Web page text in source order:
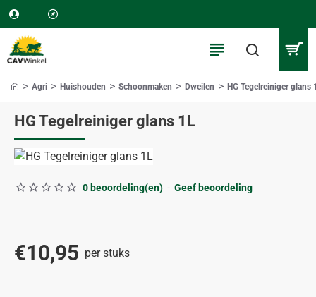
HG Tegelreiniger glans 1L
Agri Huishouden Schoonmaken Dweilen HG Tegelreiniger glans
0 beoordeling(en) - Geef beoordeling
€10,95 per stuks